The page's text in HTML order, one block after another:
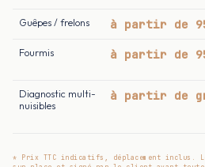
Guêpes / frelons à partir de
Fourmis à partir de
Diagnostic multi-
nuisibles
à partir de
* Prix TTC indicatifs, déplacement